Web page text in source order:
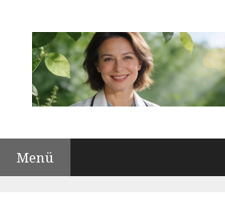
Inhalt
springen
Menü